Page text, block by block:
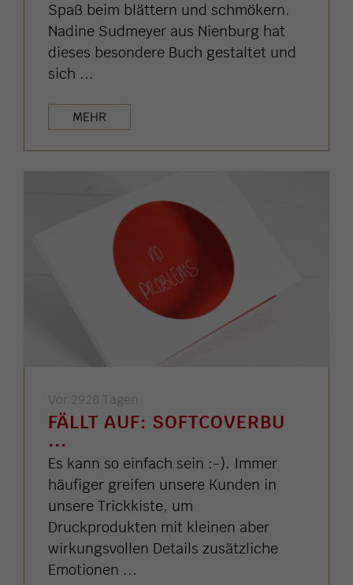
Spaß beim blättern und schmökern.
Nadine Sudmeyer aus Nienburg hat
dieses besondere Buch gestaltet und
sich ...
MEHR
Vor 2928 Tagen
FÄLLT AUF: SOFTCOVERBU
...
Es kann so einfach sein :-). Immer
häufiger greifen unsere Kunden in
unsere Trickkiste, um
Druckprodukten mit kleinen aber
wirkungsvollen Details zusätzliche
Emotionen ...